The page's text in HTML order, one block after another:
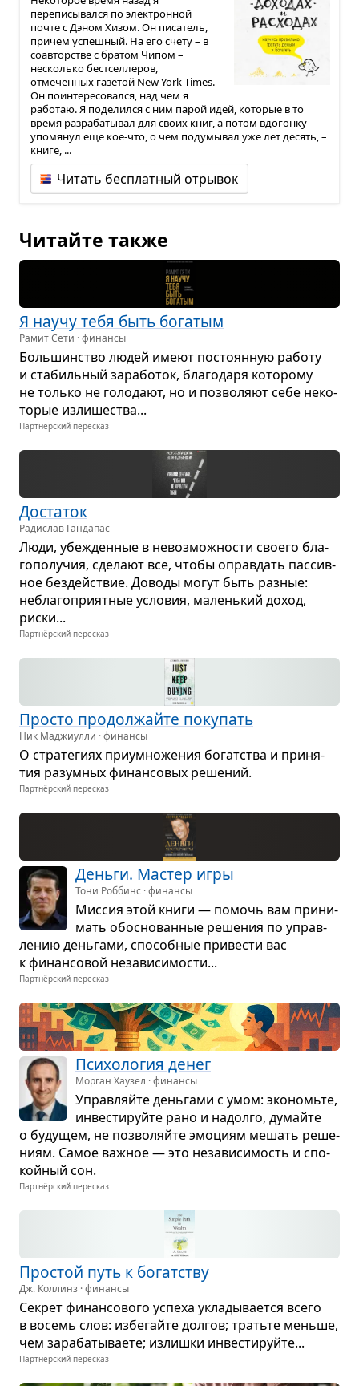
переписывался по электронной
почте с Дэном Хизом. Он писатель,
причем успешный. На его счету – в
соавторстве с братом Чипом –
несколько бестселлеров,
отмеченных газетой New York Times.
Он поинтересовался, над чем я
работаю. Я поделился с ним парой идей, которые в то
время разрабатывал для своих книг, а потом вдогонку
упомянул еще кое-что, о чем подумывал уже лет десять, –
книге, ...
Читать бесплатный отрывок
Читайте также
Я научу тебя быть бога­тым
Рамит Сети · финансы
Боль­шин­ство людей имеют посто­ян­ную работу
и ста­биль­ный зара­бо­ток, бла­го­даря кото­рому
не только не голо­дают, но и поз­во­ляют себе неко­
то­рые изли­ше­ства...
Партнёрский пересказ
Доста­ток
Радислав Гандапас
Люди, убе­жден­ные в невоз­мож­но­сти сво­его бла­
го­по­лу­чия, сде­лают все, чтобы оправ­дать пас­сив­
ное без­действие. Доводы могут быть раз­ные:
небла­го­при­ят­ные усло­вия, малень­кий доход,
риски...
Партнёрский пересказ
Про­сто про­дол­жайте поку­пать
Ник Маджиулли · финансы
О стра­те­гиях при­умно­же­ния богат­ства и при­ня­
тия разум­ных финан­со­вых реше­ний.
Партнёрский пересказ
Деньги. Мастер игры
Тони Роббинс · финансы
Мис­сия этой книги — помочь вам при­ни­
мать обос­но­ван­ные реше­ния по управ­
ле­нию день­гами, спо­соб­ные при­ве­сти вас
к финан­со­вой неза­ви­си­мо­сти...
Партнёрский пересказ
Пси­хо­ло­гия денег
Морган Хаузел · финансы
Управ­ляйте день­гами с умом: эко­номьте,
инве­сти­руйте рано и надолго, думайте
о буду­щем, не поз­во­ляйте эмо­циям мешать реше­
ниям. Самое важ­ное — это неза­ви­си­мость и спо­
кой­ный сон.
Партнёрский пересказ
Про­стой путь к богат­ству
Дж. Коллинз · финансы
Секрет финан­со­вого успеха укла­ды­ва­ется всего
в восемь слов: избе­гайте дол­гов; тратьте меньше,
чем зара­ба­ты­ва­ете; излишки инве­сти­руйте...
Партнёрский пересказ